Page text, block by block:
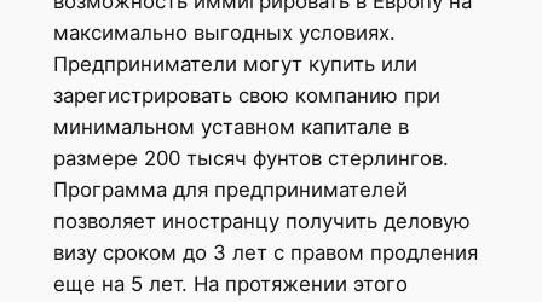
максимально выгодных условиях.
Предприниматели могут купить или
зарегистрировать свою компанию при
минимальном уставном капитале в
размере 200 тысяч фунтов стерлингов.
Программа для предпринимателей
позволяет иностранцу получить деловую
визу сроком до 3 лет с правом продления
еще на 5 лет. На протяжении этого